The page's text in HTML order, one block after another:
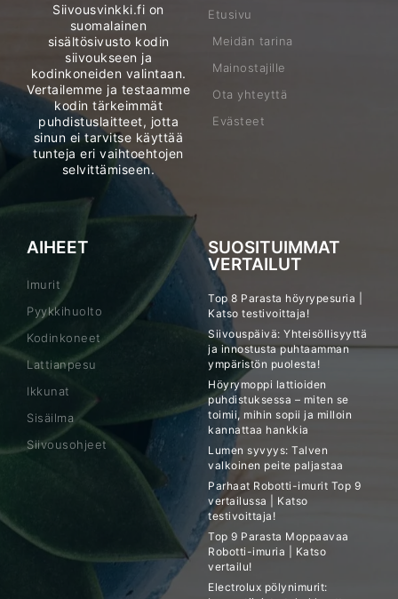
Siivousvinkki.fi on
suomalainen
sisältösivusto kodin
siivoukseen ja
kodinkoneiden valintaan.
Vertailemme ja testaamme
kodin tärkeimmät
puhdistuslaitteet, jotta
sinun ei tarvitse käyttää
tunteja eri vaihtoehtojen
selvittämiseen.
Etusivu
Meidän tarina
Mainostajille
Ota yhteyttä
Evästeet
AIHEET
Imurit
Pyykkihuolto
Kodinkoneet
Lattianpesu
Ikkunat
Sisäilma
Siivousohjeet
SUOSITUIMMAT
VERTAILUT
Top 8 Parasta höyrypesuria |
Katso testivoittaja!
Siivouspäivä: Yhteisöllisyyttä
ja innostusta puhtaamman
ympäristön puolesta!
Höyrymoppi lattioiden
puhdistuksessa – miten se
toimii, mihin sopii ja milloin
kannattaa hankkia
Lumen syvyys: Talven
valkoinen peite paljastaa
Parhaat Robotti-imurit Top 9
vertailussa | Katso
testivoittaja!
Top 9 Parasta Moppaavaa
Robotti-imuria | Katso
vertailu!
Electrolux pölynimurit: